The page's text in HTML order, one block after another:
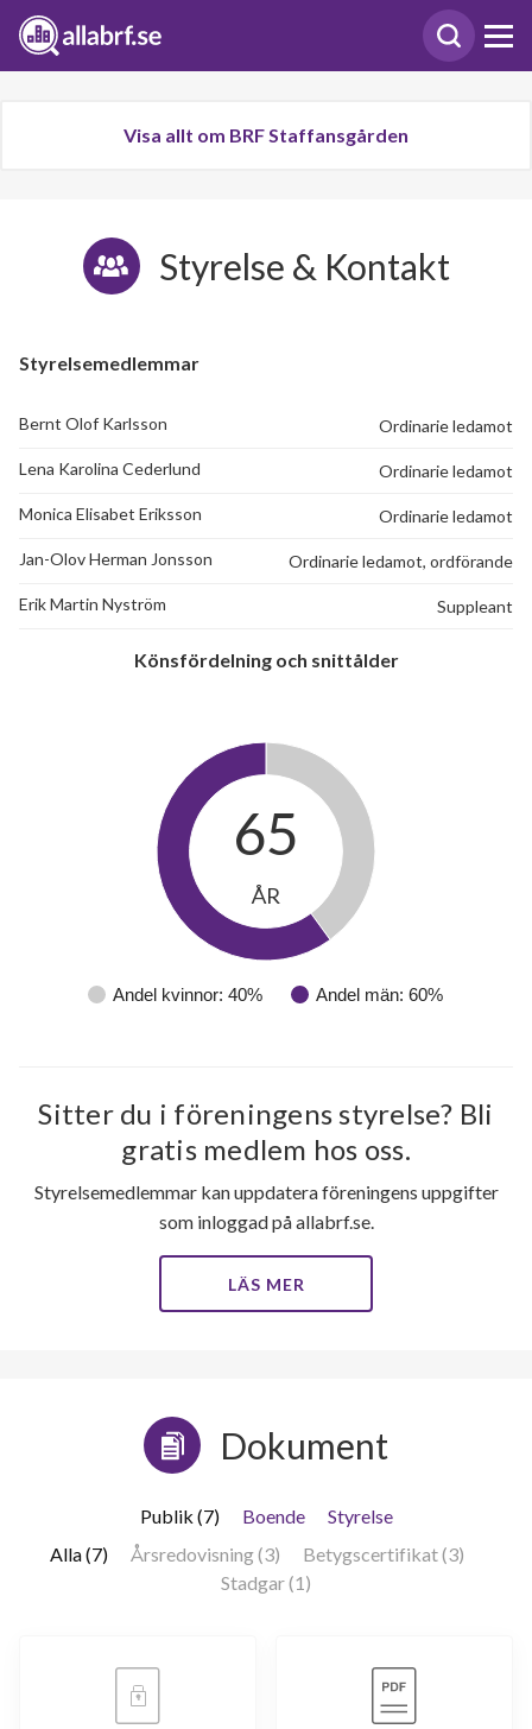
Visa allt om BRF Staffansgården
Styrelse & Kontakt
Styrelsemedlemmar
Bernt Olof Karlsson Ordinarie ledamot
Lena Karolina Cederlund Ordinarie ledamot
Monica Elisabet Eriksson Ordinarie ledamot
Jan-Olov Herman Jonsson Ordinarie ledamot, ordförande
Erik Martin Nyström Suppleant
Könsfördelning och snittålder
Andel kvinnor: 40% Andel män: 60%
65
ÅR
Sitter du i föreningens styrelse? Bli
gratis medlem hos oss.
Styrelsemedlemmar kan uppdatera föreningens uppgifter
som inloggad på allabrf.se.
LÄS MER
Dokument
Publik (7) Boende
Styrelse
Alla (7)
Årsredovisning (3)
Betygscertifikat (3)
Stadgar (1)